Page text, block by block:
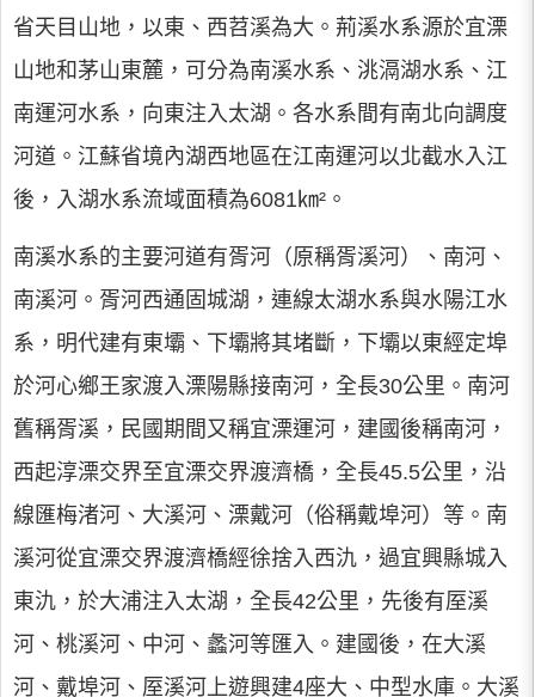
省天目山地，以東、西苕溪為大。荊溪水系源於宜溧
山地和茅山東麓，可分為南溪水系、洮滆湖水系、江
南運河水系，向東注入太湖。各水系間有南北向調度
河道。江蘇省境內湖西地區在江南運河以北截水入江
後，入湖水系流域面積為6081㎞²。
南溪水系的主要河道有胥河（原稱胥溪河）、南河、
南溪河。胥河西通固城湖，連線太湖水系與水陽江水
系，明代建有東壩、下壩將其堵斷，下壩以東經定埠
於河心鄉王家渡入溧陽縣接南河，全長30公里。南河
舊稱胥溪，民國期間又稱宜溧運河，建國後稱南河，
西起淳溧交界至宜溧交界渡濟橋，全長45.5公里，沿
線匯梅渚河、大溪河、溧戴河（俗稱戴埠河）等。南
溪河從宜溧交界渡濟橋經徐捨入西氿，過宜興縣城入
東氿，於大浦注入太湖，全長42公里，先後有厔溪
河、桃溪河、中河、蠡河等匯入。建國後，在大溪
河、戴埠河、厔溪河上遊興建4座大、中型水庫。大溪